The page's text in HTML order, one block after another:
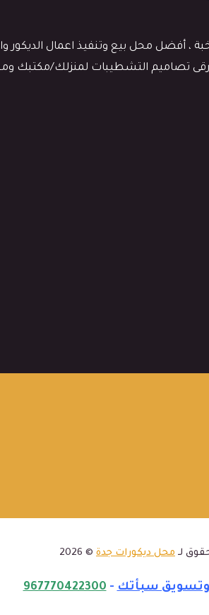
محل بيع وتنفيذ اعمال الديكور
أرقى تصاميم التشطيبات لمنزلك/مكتبك
لـ محل ديكورات جدة © 2026
سبأتك-
967770422300